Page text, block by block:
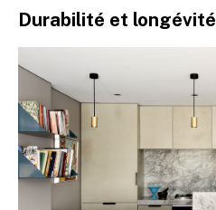
Durabilité et longévité